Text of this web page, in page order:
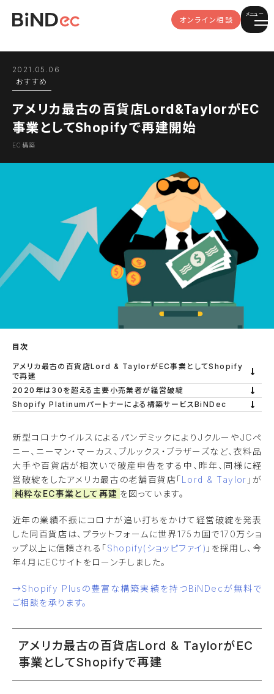
オンライン相談
メニュー
おすすめ
2021.05.06
アメリカ最古の百貨店Lord&TaylorがEC
事業としてShopifyで再建開始
EC構築
目次
アメリカ最古の百貨店Lord & TaylorがEC事業としてShopify
で再建
2020年は30を超える主要小売業者が経営破綻
Shopify Platinumパートナーによる構築サービスBiNDec
新型コロナウイルスによるパンデミックによりJクルーやJCペ
ニー、ニーマン・マーカス、ブルックス・ブラザーズなど、衣料品
大手や百貨店が相次いで破産申告をする中、昨年、同様に経
営破綻をしたアメリカ最古の老舗百貨店「Lord & Taylor 」が
純粋なEC事業として再建 を図っています。
近年の業績不振にコロナが追い打ちをかけて経営破綻を発表
した同百貨店は、プラットフォームに世界175カ国で170万ショ
ップ以上に信頼される「Shopify(ショッピファイ) 」を採用し、今
年4月にECサイトをローンチしました。
→Shopify Plusの豊富な構築実績を持つBiNDecが無料で
ご相談を承ります。
アメリカ最古の百貨店Lord & TaylorがEC
事業としてShopifyで再建